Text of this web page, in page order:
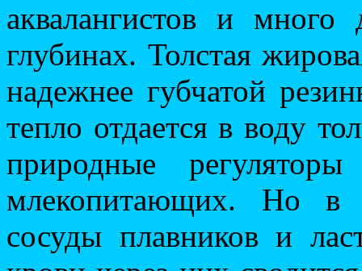
аквалангистов и
глубинах. Толстая
надежнее губчатой
тепло отдается в воду
природные
млекопитающих. Но в
сосуды плавников и